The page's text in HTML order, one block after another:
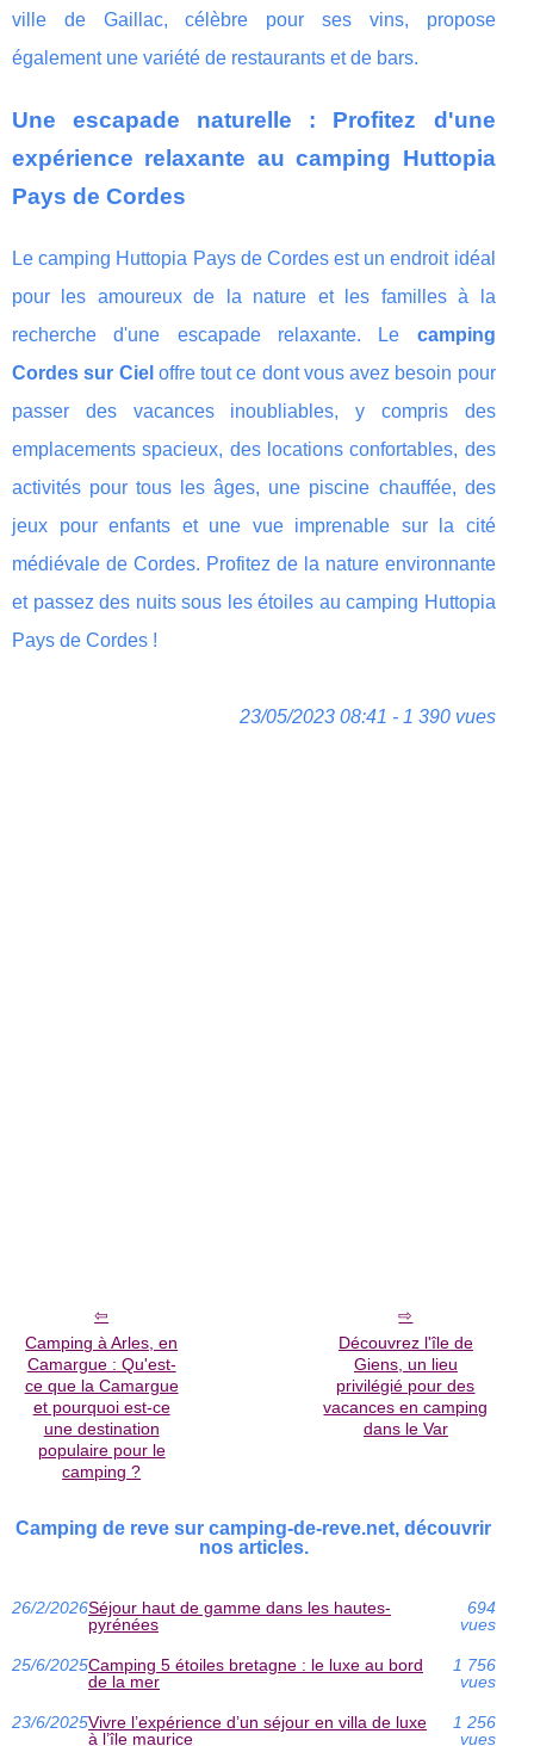
ville de Gaillac, célèbre pour ses vins, propose
également une variété de restaurants et de bars.
Une escapade naturelle : Profitez d'une
expérience relaxante au camping Huttopia
Pays de Cordes
Le camping Huttopia Pays de Cordes est un endroit idéal
pour les amoureux de la nature et les familles à la
recherche d'une escapade relaxante. Le camping
Cordes sur Ciel offre tout ce dont vous avez besoin pour
passer des vacances inoubliables, y compris des
emplacements spacieux, des locations confortables, des
activités pour tous les âges, une piscine chauffée, des
jeux pour enfants et une vue imprenable sur la cité
médiévale de Cordes. Profitez de la nature environnante
et passez des nuits sous les étoiles au camping Huttopia
Pays de Cordes !
23/05/2023 08:41 - 1 390 vues
Camping à Arles, en
Camargue : Qu'est-
ce que la Camargue
et pourquoi est-ce
une destination
populaire pour le
camping ?
Découvrez l'île de
Giens, un lieu
privilégié pour des
vacances en camping
dans le Var
Camping de reve sur camping-de-reve.net, découvrir
nos articles.
26/2/2026Séjour haut de gamme dans les hautes-
pyrénées
694
vues
25/6/2025Camping 5 étoiles bretagne : le luxe au bord
de la mer
1 756
vues
23/6/2025Vivre l’expérience d’un séjour en villa de luxe
à l’île maurice
1 256
vues